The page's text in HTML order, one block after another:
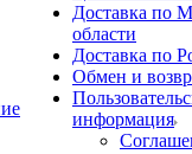
Доставка по
области
Доставка по
Обмен и
информация